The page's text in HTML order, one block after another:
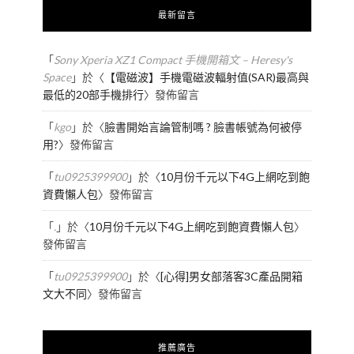
最新留言
「Sony Xperia XZ1 Compact 手機開箱文 – Heresy's
Space」於〈 【電磁波】手機電磁波輻射值(SAR)最高與
最低的20部手機排行〉發佈留言
「kgo」於〈臉書開始言論管制嗎 ? 臉書帳號為何被停
用?〉發佈留言
「tu0925399900」於〈10月份千元以下4G上網吃到飽
資費懶人包〉發佈留言
「.」於〈10月份千元以下4G上網吃到飽資費懶人包〉
發佈留言
「tu0925399900」於〈[心得]男女部落客3C產品開箱
文大不同〉發佈留言
推薦廣告